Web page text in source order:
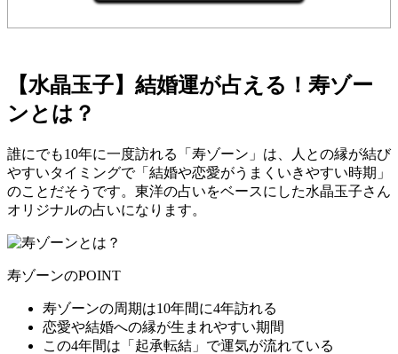
【水晶玉子】結婚運が占える！寿ゾー
ンとは？
誰にでも10年に一度訪れる「寿ゾーン」は、人との縁が結び
やすいタイミングで「結婚や恋愛がうまくいきやすい時期」
のことだそうです。東洋の占いをベースにした水晶玉子さん
オリジナルの占いになります。
寿ゾーンのPOINT
寿ゾーンの周期は10年間に4年訪れる
恋愛や結婚への縁が生まれやすい期間
この4年間は「起承転結」で運気が流れている